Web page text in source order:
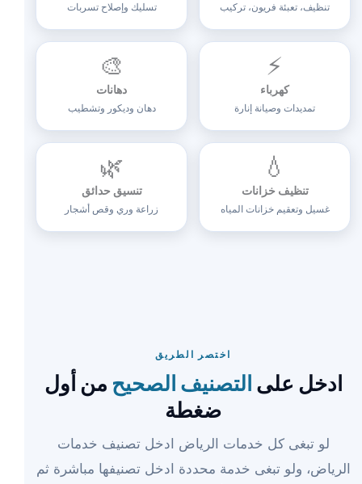
تنظيف، تعبئة فريون، تركيب تسليك وإصلاح تسربات
⚡
كهرباء
تمديدات وصيانة إنارة
🎨
دهانات
دهان وديكور وتشطيب
💧
تنظيف خزانات
غسيل وتعقيم خزانات المياه
🌿
تنسيق حدائق
زراعة وري وقص أشجار
اختصر الطريق
ادخل على التصنيف الصحيح من أول
ضغطة
لو تبغى كل خدمات الرياض ادخل تصنيف خدمات
الرياض، ولو تبغى خدمة محددة ادخل تصنيفها مباشرة ثم